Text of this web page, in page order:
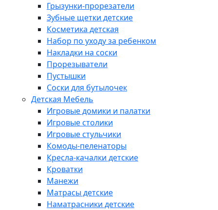
Грызунки-прорезатели
Зубные щетки детские
Косметика детская
Набор по уходу за ребенком
Накладки на соски
Прорезыватели
Пустышки
Соски для бутылочек
Детская Мебель
Игровые домики и палатки
Игровые столики
Игровые стульчики
Комоды-пеленаторы
Кресла-качалки детские
Кроватки
Манежи
Матрасы детские
Наматрасники детские